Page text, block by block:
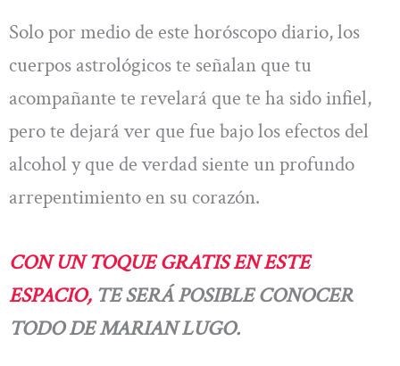
Solo por medio de este horóscopo diario, los
cuerpos astrológicos te señalan que tu
acompañante te revelará que te ha sido infiel,
pero te dejará ver que fue bajo los efectos del
alcohol y que de verdad siente un profundo
arrepentimiento en su corazón.
CON UN TOQUE GRATIS EN ESTE
ESPACIO, TE SERÁ POSIBLE CONOCER
TODO DE MARIAN LUGO.